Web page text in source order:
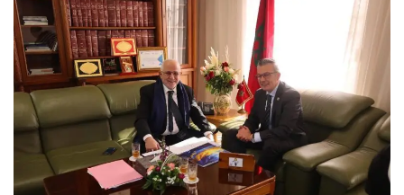
س
ل
ب
ر
ي
د
ل